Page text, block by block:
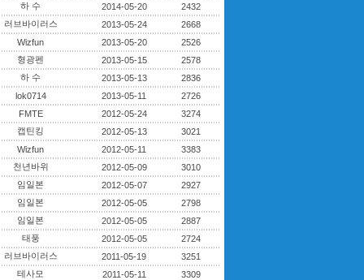
하 수
2014-05-20
2432
러브바이러스
2013-05-24
2668
Wizfun
2013-05-20
2526
형광펜
2013-05-15
2578
하 수
2013-05-13
2836
lok0714
2013-05-11
2726
FMTE
2012-05-24
3274
캡틴킹
2012-05-13
3021
Wizfun
2012-05-11
3383
천년바위
2012-05-09
3010
임일본
2012-05-07
2927
임일본
2012-05-05
2798
임일본
2012-05-05
2887
태풍
2012-05-05
2724
러브바이러스
2011-05-19
3251
테사모
2011-05-11
3309